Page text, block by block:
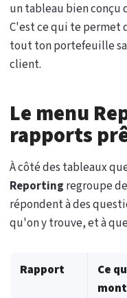
un tableau bien conçu
C'est ce qui te permet
tout ton portefeuille
client.
Le menu
rapports
À côté des tableaux
Reporting regroupe
répondent à des
qu'on y trouve, et à
Rapport
Ce